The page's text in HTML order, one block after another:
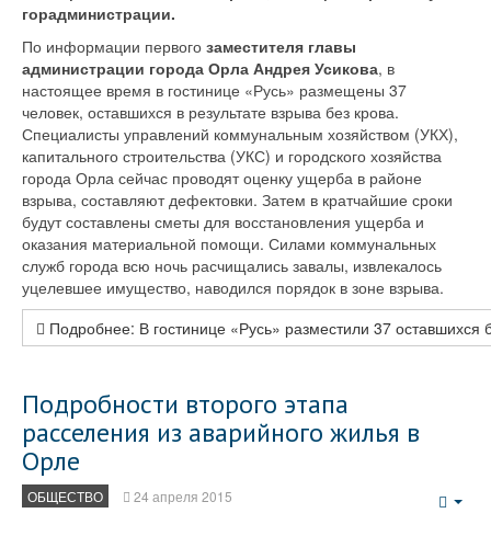
горадминистрации.
По информации первого заместителя главы
администрации города Орла Андрея Усикова, в
настоящее время в гостинице «Русь» размещены 37
человек, оставшихся в результате взрыва без крова.
Специалисты управлений коммунальным хозяйством (УКХ),
капитального строительства (УКС) и городского хозяйства
города Орла сейчас проводят оценку ущерба в районе
взрыва, составляют дефектовки. Затем в кратчайшие сроки
будут составлены сметы для восстановления ущерба и
оказания материальной помощи. Силами коммунальных
служб города всю ночь расчищались завалы, извлекалось
уцелевшее имущество, наводился порядок в зоне взрыва.
Подробнее: В гостинице «Русь» разместили 37 оставшихся
Подробности второго этапа
расселения из аварийного жилья в
Орле
ОБЩЕСТВО 24 апреля 2015